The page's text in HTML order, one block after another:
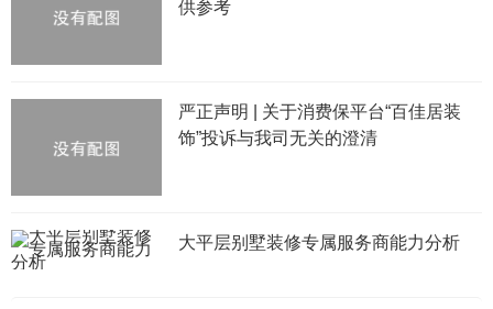
供参考
严正声明 | 关于消费保平台“百佳居装
饰”投诉与我司无关的澄清
大平层别墅装修专属服务商能力分析